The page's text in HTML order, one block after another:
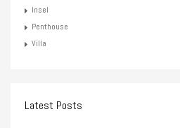
Insel
Penthouse
Villa
Latest Posts